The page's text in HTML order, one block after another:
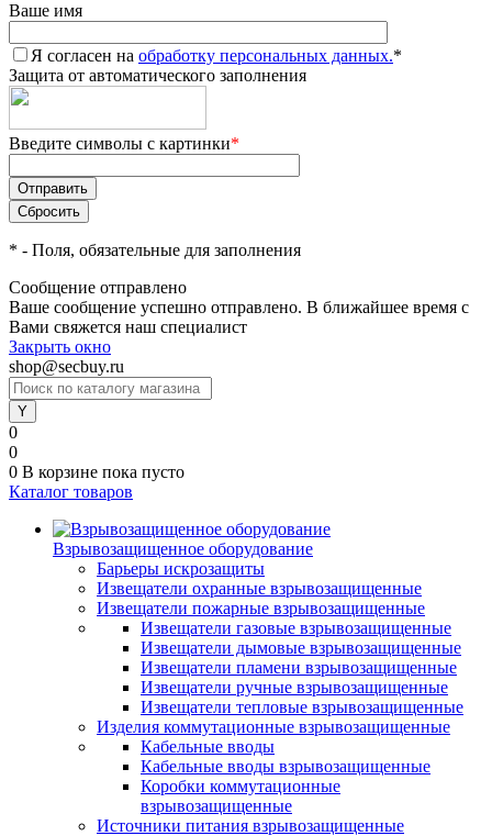
Ваше имя
Я согласен на обработку персональных данных.*
Защита от автоматического заполнения
Введите символы с картинки*
* - Поля, обязательные для заполнения
Сообщение отправлено
Ваше сообщение успешно отправлено. В ближайшее время с
Вами свяжется наш специалист
Закрыть окно
shop@secbuy.ru
0
0
0 В корзине пока пусто
Каталог товаров
Взрывозащищенное оборудование
Барьеры искрозащиты
Извещатели охранные взрывозащищенные
Извещатели пожарные взрывозащищенные
Извещатели газовые взрывозащищенные
Извещатели дымовые взрывозащищенные
Извещатели пламени взрывозащищенные
Извещатели ручные взрывозащищенные
Извещатели тепловые взрывозащищенные
Изделия коммутационные взрывозащищенные
Кабельные вводы
Кабельные вводы взрывозащищенные
Коробки коммутационные
взрывозащищенные
Источники питания взрывозащищенные